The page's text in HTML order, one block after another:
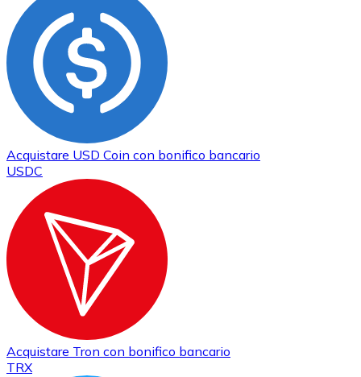
Acquistare USD Coin con bonifico bancario
USDC
Acquistare Tron con bonifico bancario
TRX